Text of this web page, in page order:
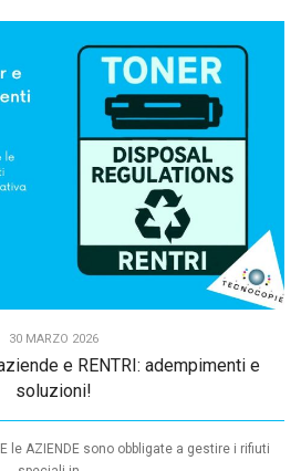
30 MARZO 2026
e RENTRI: adempimenti e
soluzioni!
le AZIENDE sono obbligate a gestire i rifiuti